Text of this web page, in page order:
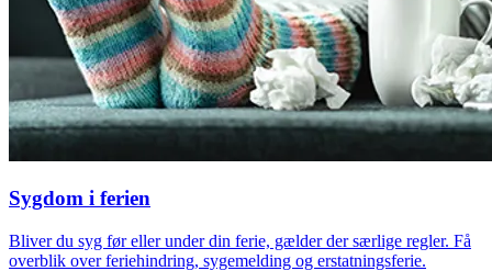
Sygdom i ferien
Bliver du syg før eller under din ferie, gælder der særlige regler. Få
overblik over feriehindring, sygemelding og erstatningsferie.